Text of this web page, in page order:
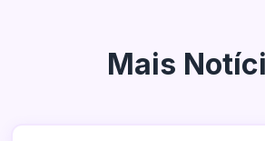
Mais